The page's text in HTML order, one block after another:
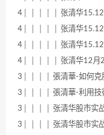
4│ │ │ │ │ 张清华
4│ │ │ │ │ 张清华
4│ │ │ │ │ 张清华
4│ │ │ │ │ 张清华12月
3│ │ │ │ 張清華-如何克
3│ │ │ │ 張清華-利用技
3│ │ │ │ 张清华股市实
3│ │ │ │ 张清华股市实